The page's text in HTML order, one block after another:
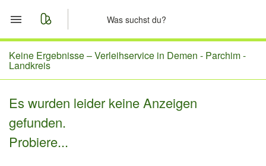
Start
Merkliste
Nachrichten
Anzeige aufgeben
Keine Ergebnisse –Verleihservice in Demen - Parchim -
Landkreis
Es wurden leider keine Anzeigen
gefunden.
Probiere...